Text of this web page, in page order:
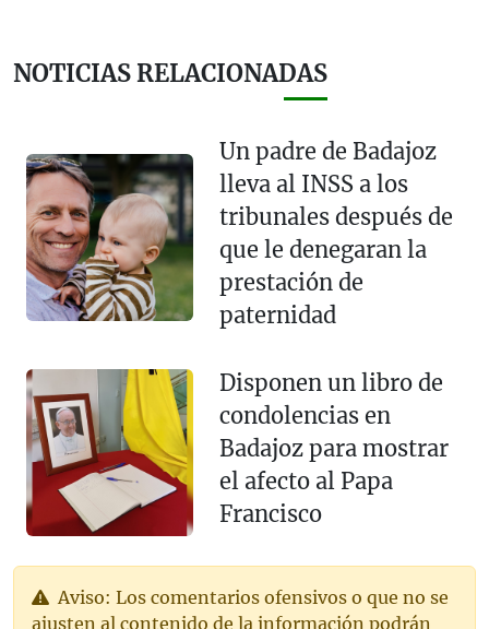
NOTICIAS RELACIONADAS
Un padre de Badajoz
lleva al INSS a los
tribunales después de
que le denegaran la
prestación de
paternidad
Disponen un libro de
condolencias en
Badajoz para mostrar
el afecto al Papa
Francisco
Aviso: Los comentarios ofensivos o que no se
ajusten al contenido de la información podrán